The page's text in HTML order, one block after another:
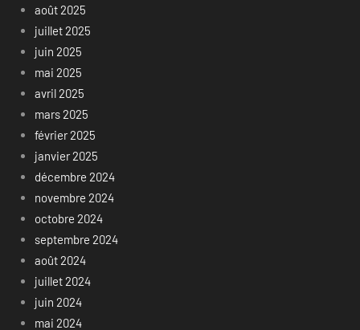
août 2025
juillet 2025
juin 2025
mai 2025
avril 2025
mars 2025
février 2025
janvier 2025
décembre 2024
novembre 2024
octobre 2024
septembre 2024
août 2024
juillet 2024
juin 2024
mai 2024